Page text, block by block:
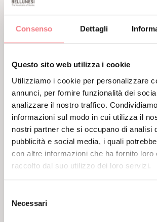
Consenso Dettagli
Questo sito web utilizza i cookie
Utilizziamo i cookie per personalizzare
annunci, per fornire funzionalità dei
analizzare il nostro traffico.
informazioni sul modo in cui utilizza il
nostri partner che si occupano di analisi
pubblicità e social media, i quali
con altre informazioni che ha fornito loro
raccolto dal suo utilizzo dei loro servizi.
delNecessari